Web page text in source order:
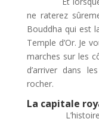
ne raterez
Bouddha qui est
Temple d’Or. Je
marches sur les
d’arriver dans
rocher.
La capitale